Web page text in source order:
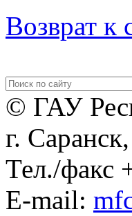
Возврат к
© ГАУ
г.
Тел./факс
E-mail: